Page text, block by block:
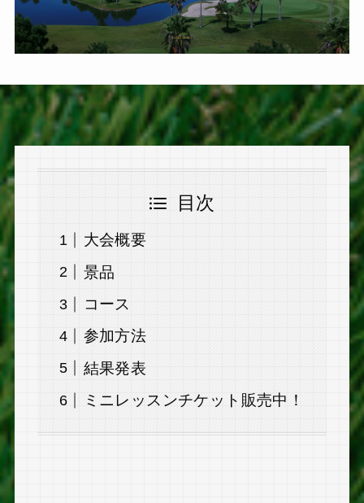
目次
大会概要
景品
コース
参加方法
結果発表
ミニレッスンチケット販売中！